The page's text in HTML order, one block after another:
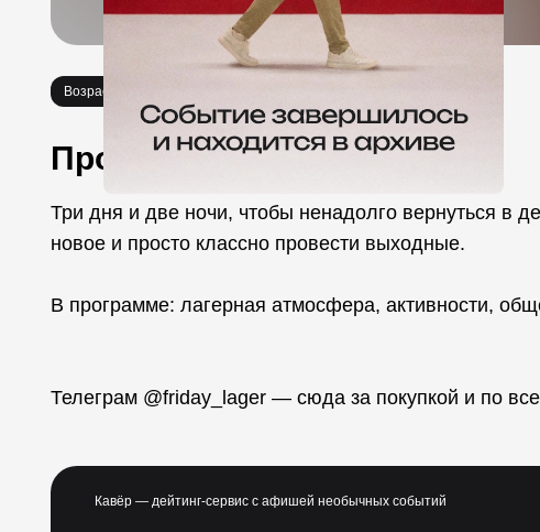
Возраст 18+
Про событие
Три дня и две ночи, чтобы ненадолго вернуться в
новое и просто классно провести выходные.
В программе: лагерная атмосфера, активности,
Телеграм @friday_lager — сюда за покупкой и по
Кавёр — дейтинг-сервис с афишей необычных событий